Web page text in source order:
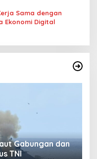
Sama dengan
Ekonomi Digital
Gabungan dan
TNI